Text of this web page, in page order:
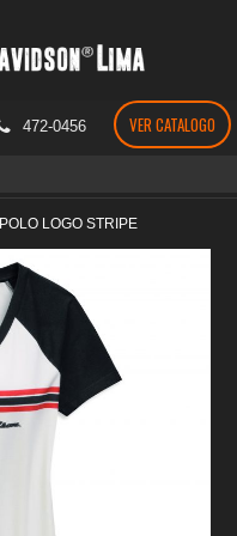
472-0456 VER CATALOGO
POLO LOGO STRIPE